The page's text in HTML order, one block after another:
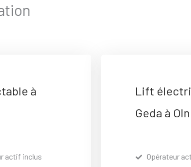
à
actif inclus
Lift
Geda à
Opérateur